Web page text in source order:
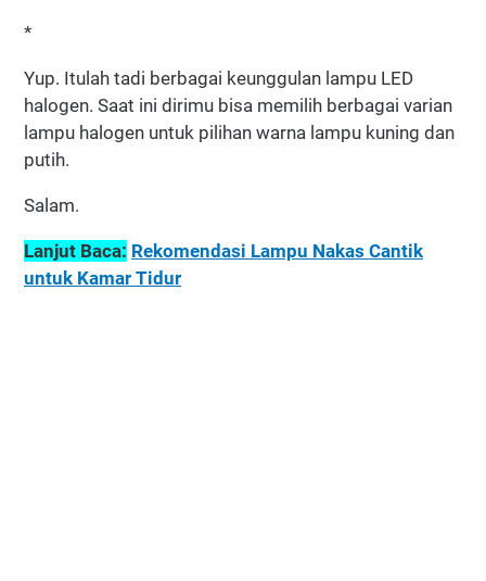
*
Yup. Itulah tadi berbagai keunggulan lampu LED
halogen. Saat ini dirimu bisa memilih berbagai varian
lampu halogen untuk pilihan warna lampu kuning dan
putih.
Salam.
Lanjut Baca: Rekomendasi Lampu Nakas Cantik
untuk Kamar Tidur